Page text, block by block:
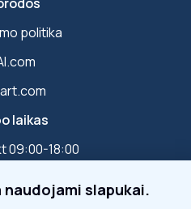
politika
laikas
09:00-18:00
slapukai.